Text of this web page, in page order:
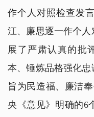
作个人对照检查发
江、廉思逐一作个
展了严肃认真的批
本、锤炼品格强化
旨为民造福、廉洁
央《意见》明确的6